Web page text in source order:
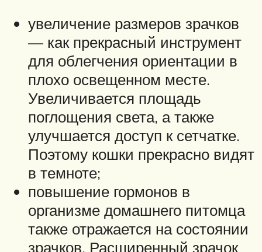
увеличение размеров зрачков
— как прекрасный инструмент
для облегчения ориентации в
плохо освещенном месте.
Увеличивается площадь
поглощения света, а также
улучшается доступ к сетчатке.
Поэтому кошки прекрасно видят
в темноте;
повышение гормонов в
организме домашнего питомца
также отражается на состоянии
зрачков. Расширенный зрачок